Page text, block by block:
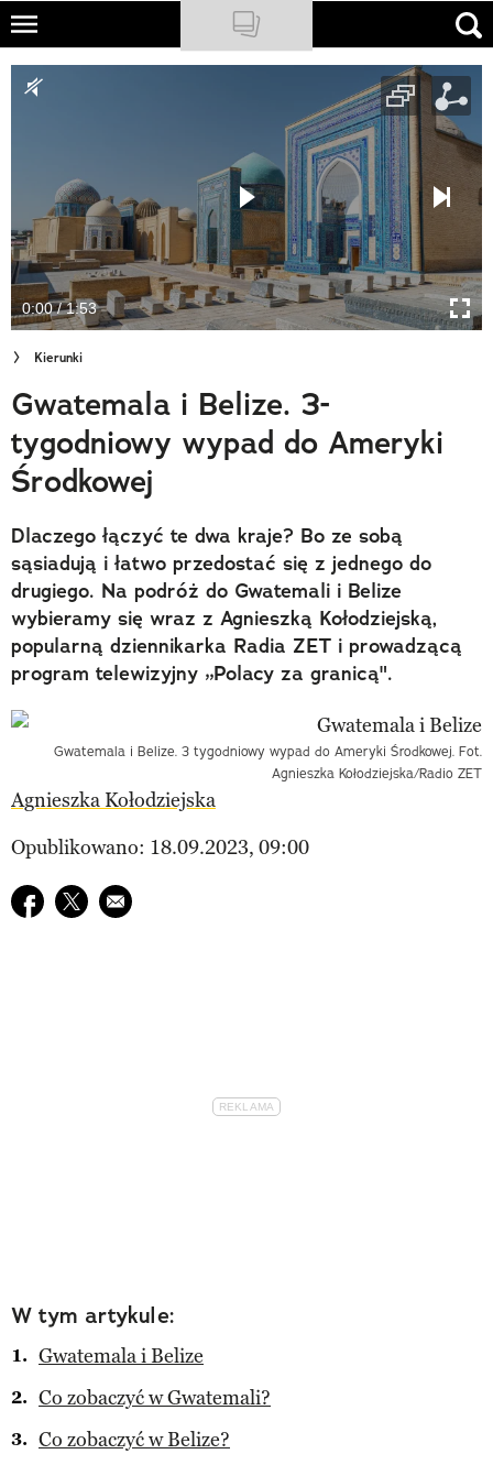
Skip
main
NATIONAL GEOGRAPHIC
Sklep
Newsletter
Cuda Polski
Wielki Konkurs Fotograficzny
Trendbook Podróżniczy
Polecane
0:00 / 1:53
Kierunki
Gwatemala i Belize. 3-
tygodniowy wypad do Ameryki
Środkowej
Dlaczego łączyć te dwa kraje? Bo ze sobą
sąsiadują i łatwo przedostać się z jednego do
drugiego. Na podróż do Gwatemali i Belize
wybieramy się wraz z Agnieszką Kołodziejską,
popularną dziennikarka Radia ZET i prowadzącą
program telewizyjny „Polacy za granicą".
Gwatemala i Belize. 3 tygodniowy wypad do Ameryki Środkowej. Fot.
Agnieszka Kołodziejska/Radio ZET
Agnieszka Kołodziejska
Opublikowano: 18.09.2023, 09:00
Udostępnij na facebook
Udostępnij na twitter
E-mail do przyjaciela
W tym artykule:
Gwatemala i Belize
Co zobaczyć w Gwatemali?
Co zobaczyć w Belize?